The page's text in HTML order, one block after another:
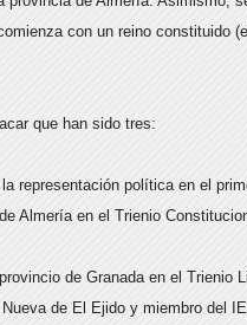
con un reino constituido
que han sido tres:
representación política en el
Almería en el Trienio
de Granada en el Trienio
de El Ejido y miembro del